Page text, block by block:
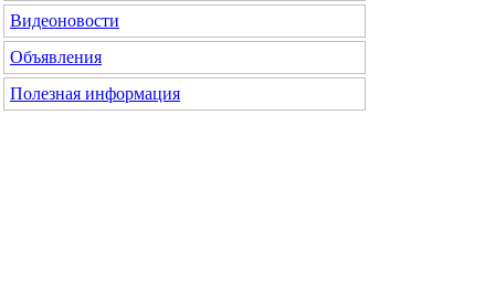
Видеоновости
Объявления
Полезная информация